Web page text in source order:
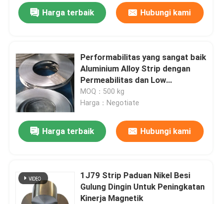
Harga terbaik Hubungi kami
Performabilitas yang sangat baik
Aluminium Alloy Strip dengan
Permeabilitas dan Low
Coercivity
MOQ：500 kg
Harga：Negotiate
Harga terbaik Hubungi kami
1J79 Strip Paduan Nikel Besi
Gulung Dingin Untuk Peningkatan
Kinerja Magnetik